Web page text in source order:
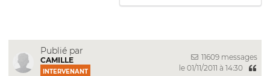
Publié par
CAMILLE
INTERVENANT
11609 messages
le 01/11/2011 à 14:30